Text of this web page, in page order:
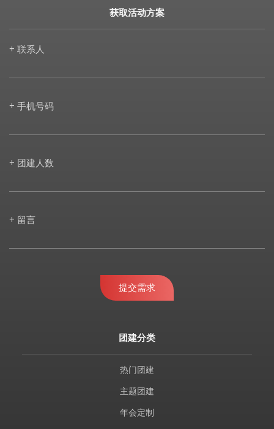
获取活动方案
+ 联系人
+ 手机号码
+ 团建人数
+ 留言
提交需求
团建分类
热门团建
主题团建
年会定制